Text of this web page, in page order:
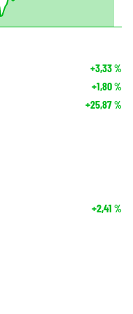
+3,33%
+1,80%
+25,87%
+2,41 %